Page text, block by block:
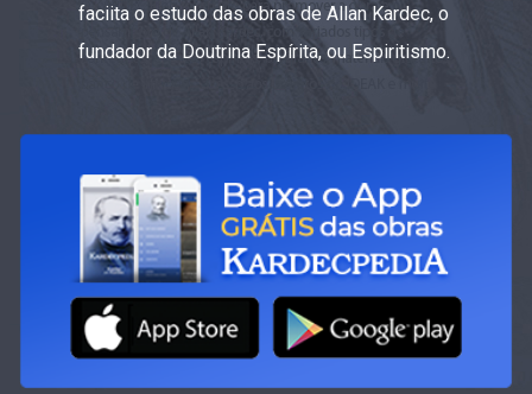
faciita o estudo das obras de Allan Kardec, o
fundador da Doutrina Espírita, ou Espiritismo.